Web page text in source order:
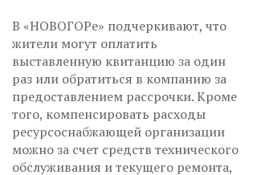
В «НОВОГОРе» подчеркивают, что
жители могут оплатить
выставленную квитанцию за один
раз или обратиться в компанию за
предоставлением рассрочки. Кроме
того, компенсировать расходы
ресурсоснабжающей организации
можно за счет средств технического
обслуживания и текущего ремонта,